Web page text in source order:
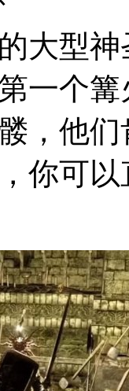
大型
一个
，他
你可